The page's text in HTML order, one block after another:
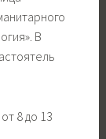
В
8 до 13